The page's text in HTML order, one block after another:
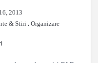
2013
& Stiri, Organizare